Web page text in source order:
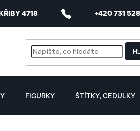
4718 +420 731
FIGURKY ŠTÍTKY, CEDULKY